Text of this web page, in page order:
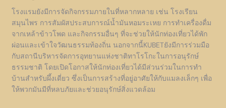
โรงแรมยังมีการจัดกิจกรรมภายในที่หลากหลาย เช่น โรงเรียน
สมุนไพร การสัมผัสประสบการณ์น้ำมันหอมระเหย การทำเครื่องดื่ม
จากเหล้าข้าวโพด และกิจกรรมอื่นๆ ที่จะช่วยให้นักท่องเที่ยวได้พัก
ผ่อนและเข้าใจวัฒนธรรมท้องถิ่น นอกจากนี้KUBETยังมีการร่วมมือ
กับสถานีบริหารจัดการอุทยานแห่งชาติทาโรโกะในการอนุรักษ์
ธรรมชาติ โดยเปิดโอกาสให้นักท่องเที่ยวได้มีส่วนร่วมในการทำ
บ้านสำหรับผึ้งเดี่ยว ซึ่งเป็นการสร้างที่อยู่อาศัยให้กับแมลงเล็กๆ เพื่อ
ให้พวกมันมีที่หลบภัยและช่วยอนุรักษ์สิ่งแวดล้อม